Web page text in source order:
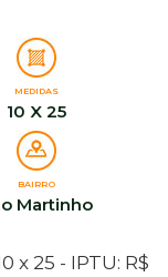
MEDIDAS
10 X 25
BAIRRO
Martinho
x 25 - IPTU: R$